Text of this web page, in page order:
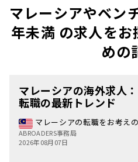
マレーシアやベン
年未満 の求人を
めの
マレーシアの海外求人
転職の最新トレンド
マレーシアの転職をお考え
ABROADERS事務局
2026年08月07日